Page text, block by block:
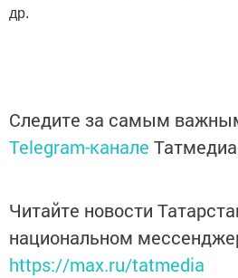
др.
Следите за самым
Telegram-канале Татмедиа
Читайте новости
национальном
https://max.ru/tatmedia